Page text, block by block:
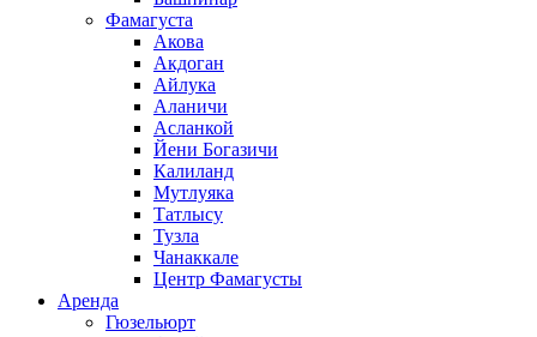
Фамагуста
Акова
Акдоган
Айлука
Аланичи
Асланкой
Йени Богазичи
Калиланд
Мутлуяка
Татлысу
Тузла
Чанаккале
Центр Фамагусты
Аренда
Гюзельюрт